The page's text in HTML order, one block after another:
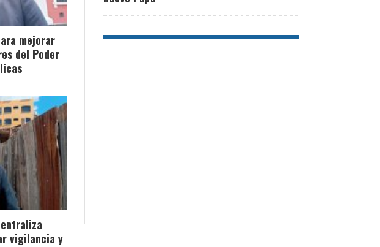
mejorar
del Poder
vigilancia y